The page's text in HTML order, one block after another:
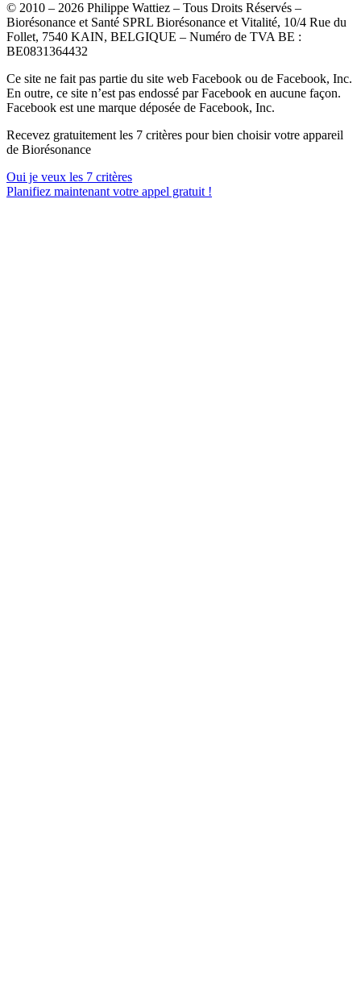
© 2010 – 2026 Philippe Wattiez – Tous Droits Réservés –
Biorésonance et Santé SPRL Biorésonance et Vitalité, 10/4 Rue du
Follet, 7540 KAIN, BELGIQUE – Numéro de TVA BE :
BE0831364432
Ce site ne fait pas partie du site web Facebook ou de Facebook, Inc.
En outre, ce site n’est pas endossé par Facebook en aucune façon.
Facebook est une marque déposée de Facebook, Inc.
Recevez gratuitement les 7 critères pour bien choisir votre appareil
de Biorésonance
Oui je veux les 7 critères
Planifiez maintenant votre appel gratuit !